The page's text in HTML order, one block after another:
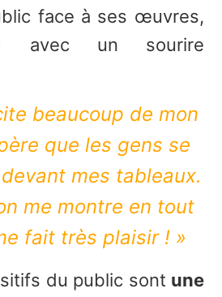
face à ses œuvres,
avec un sourire
beaucoup de mon
que les gens se
mes tableaux.
me montre en tout
fait très plaisir ! »
du public sont une